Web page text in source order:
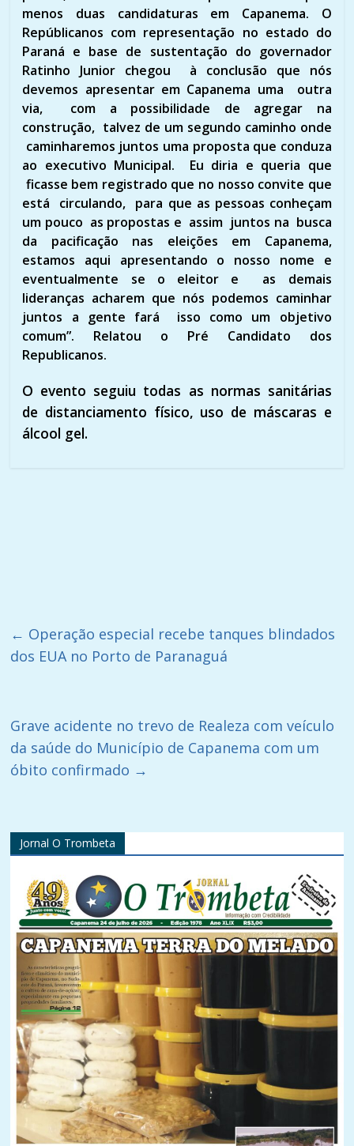
menos duas candidaturas em Capanema. O
Repúblicanos com representação no estado do
Paraná e base de sustentação do governador
Ratinho Junior chegou à conclusão que nós
devemos apresentar em Capanema uma outra
via, com a possibilidade de agregar na
construção, talvez de um segundo caminho onde
caminharemos juntos uma proposta que conduza
ao executivo Municipal. Eu diria e queria que
ficasse bem registrado que no nosso convite que
está circulando, para que as pessoas conheçam
um pouco as propostas e assim juntos na busca
da pacificação nas eleições em Capanema,
estamos aqui apresentando o nosso nome e
eventualmente se o eleitor e as demais
lideranças acharem que nós podemos caminhar
juntos a gente fará isso como um objetivo
comum”. Relatou o Pré Candidato dos
Republicanos.
O evento seguiu todas as normas sanitárias
de distanciamento físico, uso de máscaras e
álcool gel.
← Operação especial recebe tanques blindados
dos EUA no Porto de Paranaguá
Grave acidente no trevo de Realeza com veículo
da saúde do Município de Capanema com um
óbito confirmado →
Jornal O Trombeta